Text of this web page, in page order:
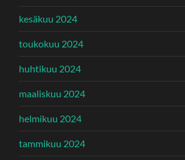
kesäkuu 2024
toukokuu 2024
huhtikuu 2024
maaliskuu 2024
helmikuu 2024
tammikuu 2024